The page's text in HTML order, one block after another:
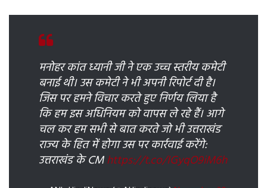
मनोहर कांत ध्यानी जी ने एक उच्च स्तरीय कमेटी
बनाई थी। उस कमेटी ने भी अपनी रिपोर्ट दी है।
जिस पर हमने विचार करते हुए निर्णय लिया है
कि हम इस अधिनियम को वापस ले रहे हैं। आगे
चल कर हम सभी से बात करते जो भी उत्तराखंड
राज्य के हित में होगा उस पर कार्रवाई करेंगे:
उत्तराखंड के CMhttps://t.co/IGyqO9iM6h